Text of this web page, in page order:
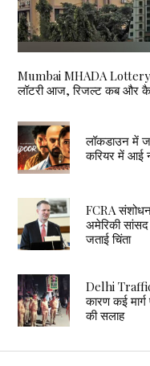
Mumbai MHADA Lottery
लॉटरी आज, रिजल्ट कब और
लॉकडाउन में
करियर में आई
FCRA
अमेरिकी
जताई चिंता
Delhi
कारण कई
की सलाह